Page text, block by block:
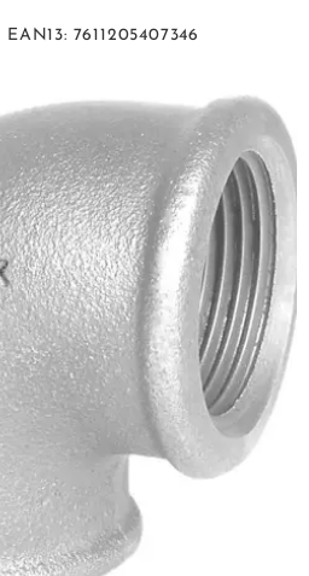
EAN13 7611205407346